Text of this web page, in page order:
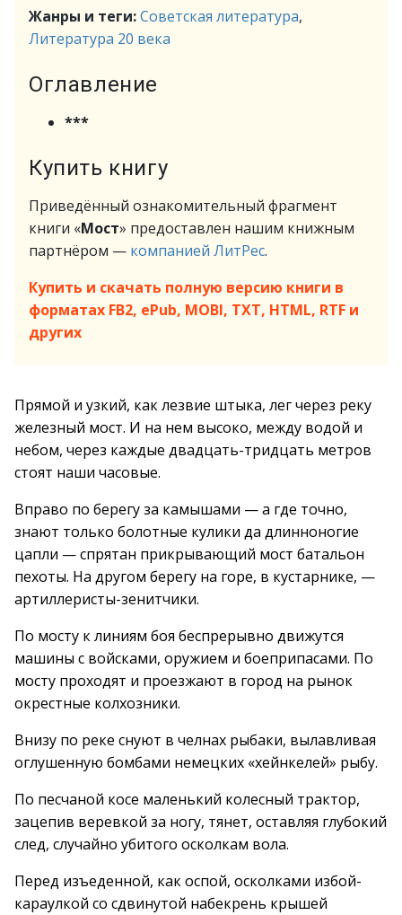
Жанры и теги:Советская литература,
Литература 20 века
Оглавление
***
Купить книгу
Приведённый ознакомительный фрагмент
книги «Мост» предоставлен нашим книжным
партнёром — компанией ЛитРес.
Купить и скачать полную версию книги в
форматах FB2, ePub, MOBI, TXT, HTML, RTF и
других
Прямой и узкий, как лезвие штыка, лег через реку
железный мост. И на нем высоко, между водой и
небом, через каждые двадцать-тридцать метров
стоят наши часовые.
Вправо по берегу за камышами — а где точно,
знают только болотные кулики да длинноногие
цапли — спрятан прикрывающий мост батальон
пехоты. На другом берегу на горе, в кустарнике, —
артиллеристы-зенитчики.
По мосту к линиям боя беспрерывно движутся
машины с войсками, оружием и боеприпасами. По
мосту проходят и проезжают в город на рынок
окрестные колхозники.
Внизу по реке снуют в челнах рыбаки, вылавливая
оглушенную бомбами немецких «хейнкелей» рыбу.
По песчаной косе маленький колесный трактор,
зацепив веревкой за ногу, тянет, оставляя глубокий
след, случайно убитого осколкам вола.
Перед изъеденной, как оспой, осколками избой-
караулкой со сдвинутой набекрень крышей